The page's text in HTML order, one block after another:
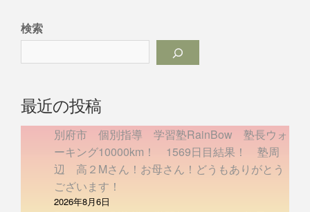
検索
最近の投稿
別府市 個別指導 学習塾RainBow 塾長ウォ
ーキング10000km！ 1569日目結果！ 塾周
辺 高２Mさん！お母さん！どうもありがとう
ございます！
2026年8月6日